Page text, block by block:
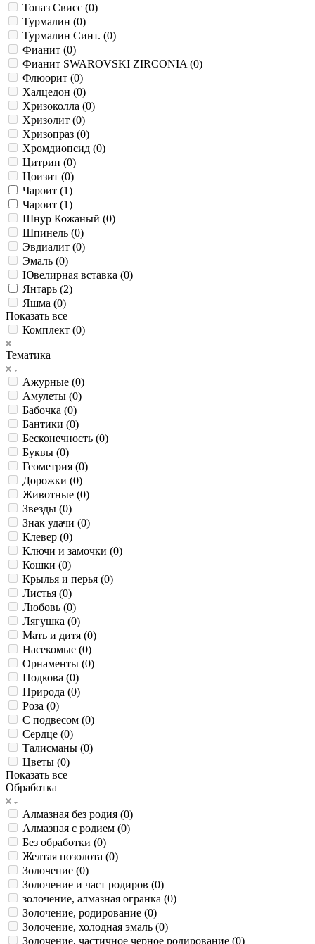
Топаз Свисс (0)
Турмалин (0)
Турмалин Синт. (0)
Фианит (0)
Фианит SWAROVSKI ZIRCONIA (0)
Флюорит (0)
Халцедон (0)
Хризоколла (0)
Хризолит (0)
Хризопраз (0)
Хромдиопсид (0)
Цитрин (0)
Цоизит (0)
Чароит (1)
Чароит (1)
Шнур Кожаный (0)
Шпинель (0)
Эвдиалит (0)
Эмаль (0)
Ювелирная вставка (0)
Янтарь (2)
Яшма (0)
Показать все
Комплект (0)
Тематика
Ажурные (0)
Амулеты (0)
Бабочка (0)
Бантики (0)
Бесконечность (0)
Буквы (0)
Геометрия (0)
Дорожки (0)
Животные (0)
Звезды (0)
Знак удачи (0)
Клевер (0)
Ключи и замочки (0)
Кошки (0)
Крылья и перья (0)
Листья (0)
Любовь (0)
Лягушка (0)
Мать и дитя (0)
Насекомые (0)
Орнаменты (0)
Подкова (0)
Природа (0)
Роза (0)
С подвесом (0)
Сердце (0)
Талисманы (0)
Цветы (0)
Показать все
Обработка
Алмазная без родия (0)
Алмазная с родием (0)
Без обработки (0)
Желтая позолота (0)
Золочение (0)
Золочение и част родиров (0)
золочение, алмазная огранка (0)
Золочение, родирование (0)
Золочение, холодная эмаль (0)
Золочение, частичное черное родирование (0)